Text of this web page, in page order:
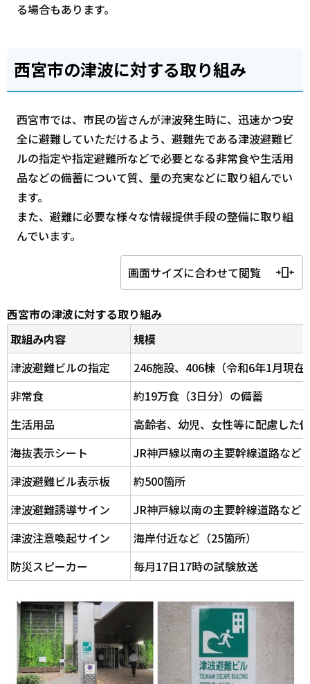
る場合もあります。
西宮市の津波に対する取り組み
西宮市では、市民の皆さんが津波発生時に、迅速かつ安
全に避難していただけるよう、避難先である津波避難ビ
ルの指定や指定避難所などで必要となる非常食や生活用
品などの備蓄について質、量の充実などに取り組んでい
ます。
また、避難に必要な様々な情報提供手段の整備に取り組
んでいます。
画面サイズに合わせて閲覧
西宮市の津波に対する取り組み
取組み内容
規模
津波避難ビルの指定
246施設、406棟（令和6年1月現在
非常食
約19万食（3日分）の備蓄
生活用品
高齢者、幼児、女性等に配慮した
海抜表示シート
JR神戸線以南の主要幹線道路など
津波避難ビル表示板
約500箇所
津波避難誘導サイン
JR神戸線以南の主要幹線道路など
津波注意喚起サイン
海岸付近など（25箇所）
防災スピーカー
毎月17日17時の試験放送